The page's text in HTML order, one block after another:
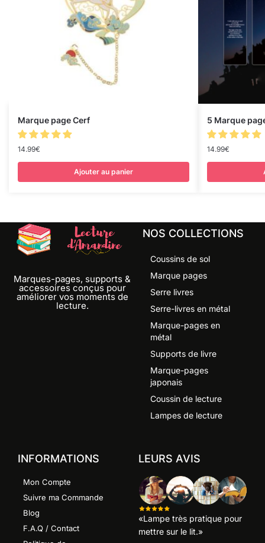
Marque page Cerf
14.99€
Ajouter au panier
5 Marque
14.99€
Marques-pages, supports &
accessoires conçus pour
améliorer vos moments de
lecture.
NOS COLLECTIONS
Coussins de sol
Marque pages
Serre livres
Serre-livres en métal
Marque-pages en
métal
Supports de livre
Marque-pages
japonais
Coussin de lecture
Lampes de lecture
INFORMATIONS
Mon Compte
Suivre ma Commande
Blog
F.A.Q / Contact
LEURS AVIS
«Lampe très pratique pour
mettre sur le lit.»